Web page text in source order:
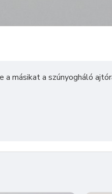
másikat a szúnyogháló